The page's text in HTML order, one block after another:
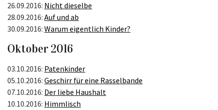
26.09.2016: Nicht dieselbe
28.09.2016: Auf und ab
30.09.2016: Warum eigentlich Kinder?
Oktober 2016
03.10.2016: Patenkinder
05.10.2016: Geschirr für eine Rasselbande
07.10.2016: Der liebe Haushalt
10.10.2016: Himmlisch